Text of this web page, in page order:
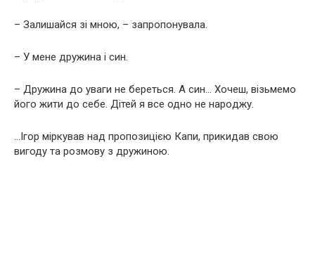
– Залишайся зі мною, – запропонувала.
– У мене дружина і син.
– Дружина до уваги не береться. А син… Хочеш, візьмемо
його жити до себе. Дітей я все одно не наpoджу.
…Ігор міркував над пропозицією Капи, прикидав свою
вигоду та розмову з дружиною.